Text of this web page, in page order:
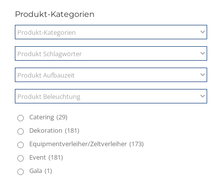
Produkt-Kategorien
Catering (29)
Dekoration (181)
Equipmentverleiher/Zeltverleiher (173)
Event (181)
Gala (1)